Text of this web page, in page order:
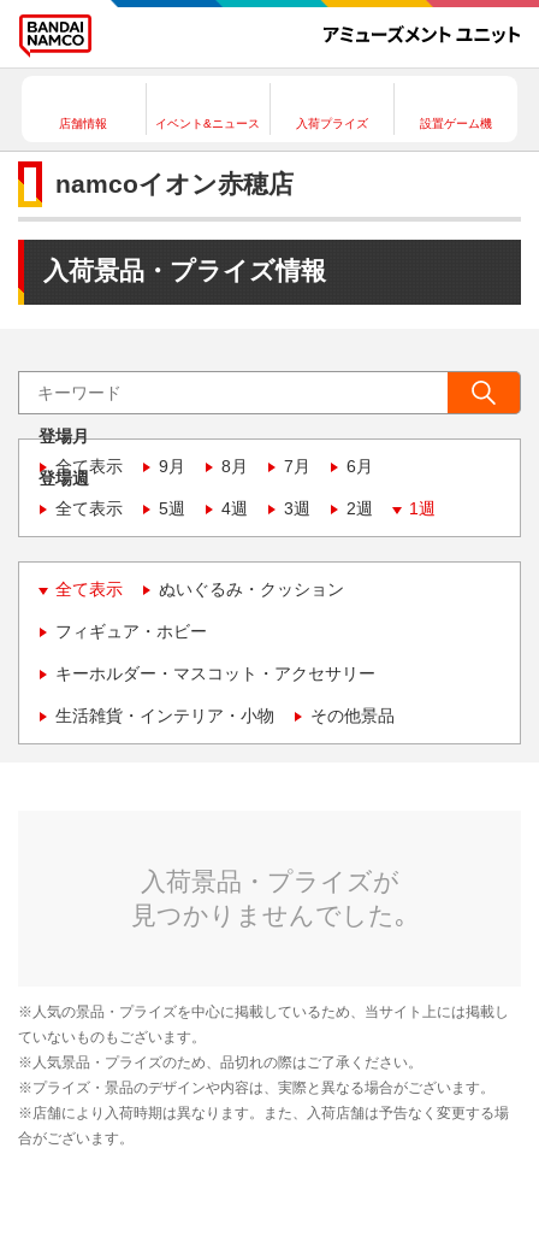
店舗情報 イベント&ニュース 入荷プライズ 設置ゲーム機
namcoイオン赤穂店
入荷景品・プライズ情報
登場月
全て表示
9月 8月 7月 6月
登場週
全て表示
5週 4週 3週 2週 1週
全て表示 ぬいぐるみ・クッション
フィギュア・ホビー
キーホルダー・マスコット・アクセサリー
生活雑貨・インテリア・小物 その他景品